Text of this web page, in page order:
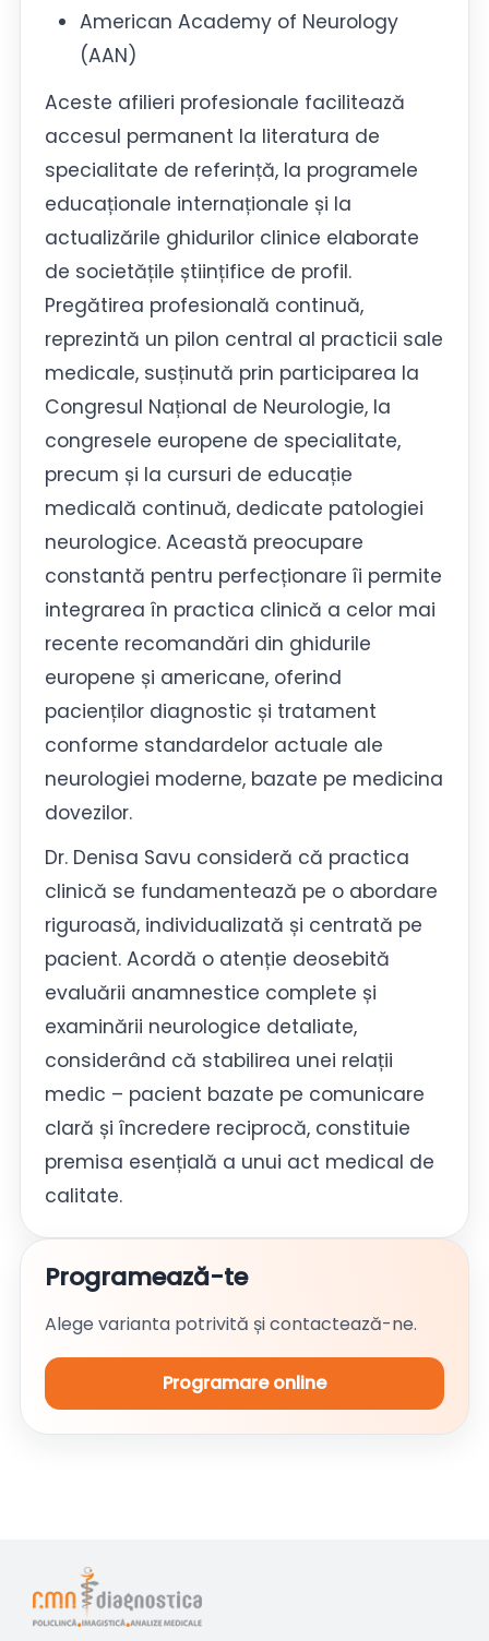
American Academy of Neurology
(AAN)
Aceste afilieri profesionale facilitează
accesul permanent la literatura de
specialitate de referință, la programele
educaționale internaționale și la
actualizările ghidurilor clinice elaborate
de societățile științifice de profil.
Pregătirea profesională continuă,
reprezintă un pilon central al practicii sale
medicale, susținută prin participarea la
Congresul Național de Neurologie, la
congresele europene de specialitate,
precum și la cursuri de educație
medicală continuă, dedicate patologiei
neurologice. Această preocupare
constantă pentru perfecționare îi permite
integrarea în practica clinică a celor mai
recente recomandări din ghidurile
europene și americane, oferind
pacienților diagnostic și tratament
conforme standardelor actuale ale
neurologiei moderne, bazate pe medicina
dovezilor.
Dr. Denisa Savu consideră că practica
clinică se fundamentează pe o abordare
riguroasă, individualizată și centrată pe
pacient. Acordă o atenție deosebită
evaluării anamnestice complete și
examinării neurologice detaliate,
considerând că stabilirea unei relații
medic – pacient bazate pe comunicare
clară și încredere reciprocă, constituie
premisa esențială a unui act medical de
calitate.
Programează-te
Alege varianta potrivită și contactează-ne.
Programare online